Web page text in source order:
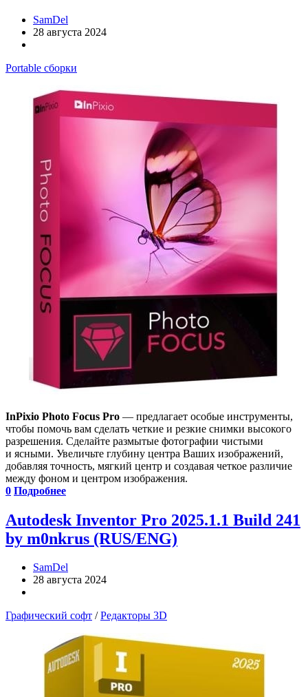
SamDel
28 августа 2024
Portable сборки
InPixio Photo Focus Pro — предлагает особые инструменты,
чтобы помочь вам сделать четкие и резкие снимки высокого
разрешения. Сделайте размытые фотографии чистыми
и ясными. Увеличьте глубину центра Ваших изображений,
добавляя точность, мягкий центр и создавая четкое различие
между фоном и центром изображения.
0 Подробнее
Autodesk Inventor Pro 2025.1.1 Build 241
by m0nkrus (RUS/ENG)
SamDel
28 августа 2024
Графический софт /Редакторы 3D